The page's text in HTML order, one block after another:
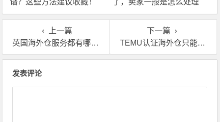
谱？这些方法建议收藏！
了，卖家一般是怎么处理
的？
上一篇
英国海外仓服务都有哪些？一般怎么收费的
下一篇
TEMU认证海外仓只能一件代发吗？有没有别的其他服务？
发表评论